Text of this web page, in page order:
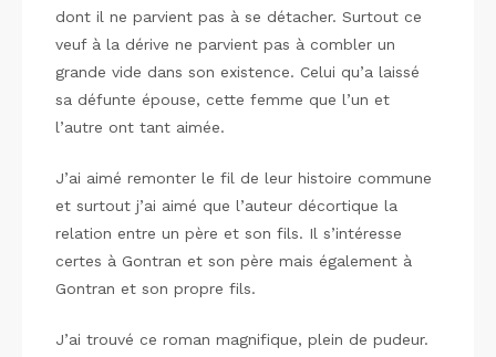
dont il ne parvient pas à se détacher. Surtout ce
veuf à la dérive ne parvient pas à combler un
grande vide dans son existence. Celui qu’a laissé
sa défunte épouse, cette femme que l’un et
l’autre ont tant aimée.
J’ai aimé remonter le fil de leur histoire commune
et surtout j’ai aimé que l’auteur décortique la
relation entre un père et son fils. Il s’intéresse
certes à Gontran et son père mais également à
Gontran et son propre fils.
J’ai trouvé ce roman magnifique, plein de pudeur.